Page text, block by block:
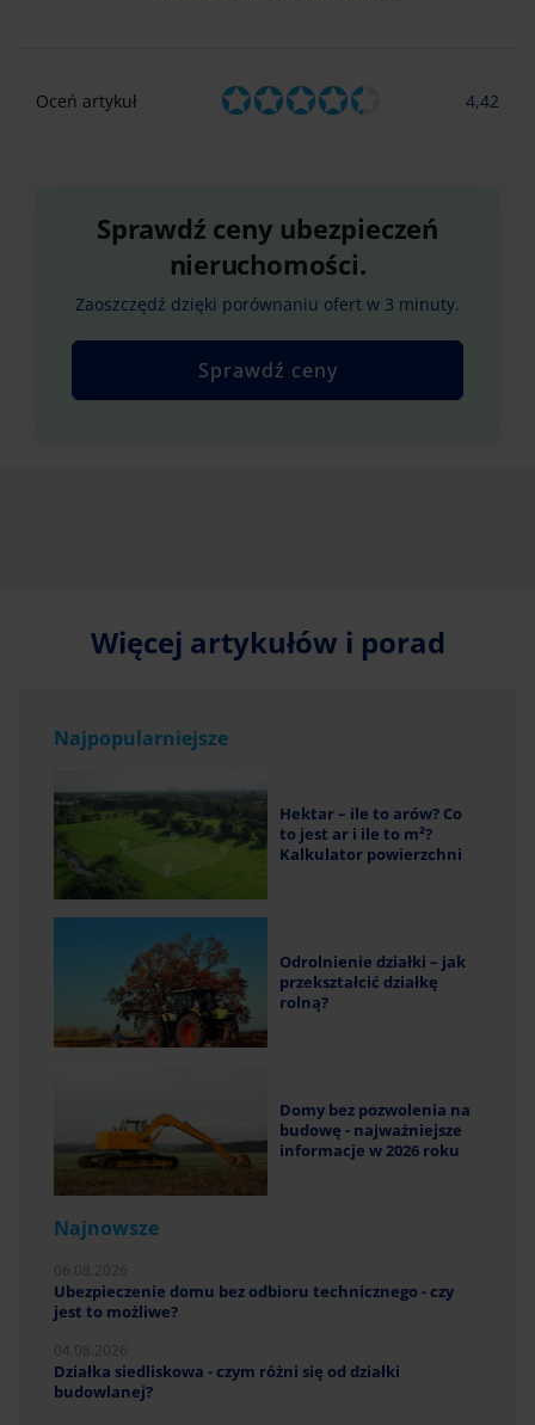
Oceń artykuł 4,42
Sprawdź ceny ubezpieczeń
nieruchomości.
Zaoszczędź dzięki porównaniu ofert w 3 minuty.
Sprawdź ceny
Więcej artykułów i porad
Najpopularniejsze
Hektar – ile to arów? Co
to jest ar i ile to m²?
Kalkulator powierzchni
Odrolnienie działki – jak
przekształcić działkę
rolną?
Domy bez pozwolenia na
budowę - najważniejsze
informacje w 2026 roku
Najnowsze
Ubezpieczenie domu bez odbioru technicznego - czy
jest to możliwe?
Działka siedliskowa - czym różni się od działki
budowlanej?